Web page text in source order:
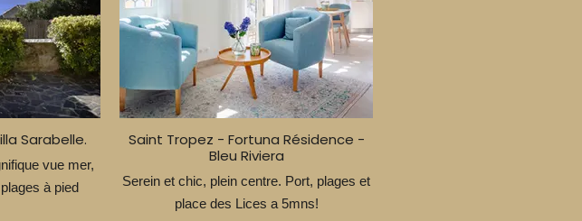
Sarabelle.
vue mer,
à pied
Saint Tropez - Fortuna Résidence -
Bleu Riviera
Serein et chic, plein centre. Port, plages et
place des Lices a 5mns!